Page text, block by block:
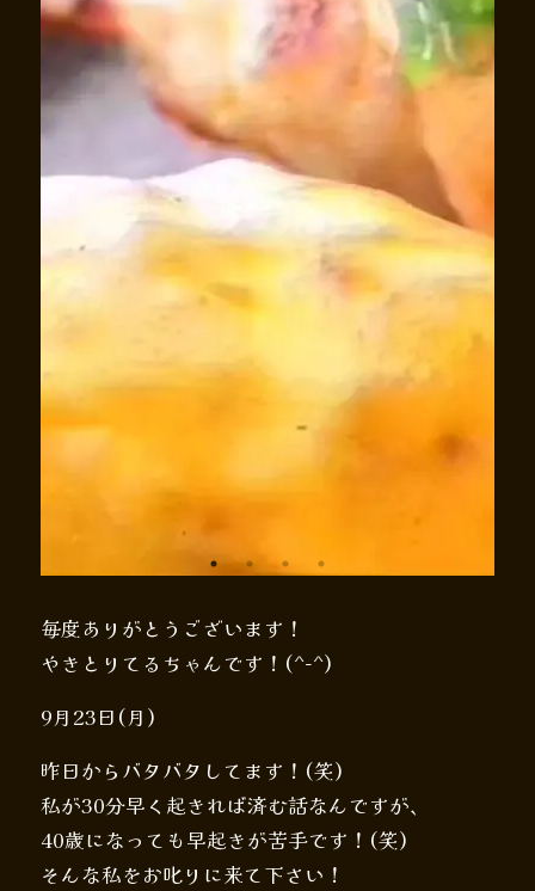
毎度ありがとうございます！
やきとりてるちゃんです！(^-^)
9月23日(月)
昨日からバタバタしてます！(笑)
私が30分早く起きれば済む話なんですが、
40歳になっても早起きが苦手です！(笑)
そんな私をお叱りに来て下さい！